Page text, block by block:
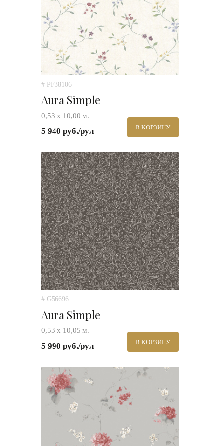
# PF38106
Aura Simple
0,53 х 10,00 м.
5 940 руб./рул В КОРЗИНУ
# G56696
Aura Simple
0,53 х 10,05 м.
5 990 руб./рул В КОРЗИНУ